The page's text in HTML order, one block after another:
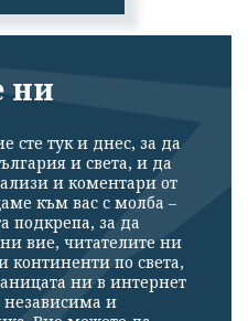
ни
сте тук и днес, за да
и света, и да
и коментари от
към вас с молба –
подкрепа, за да
вие, читателите ни
континенти по света,
ни в интернет
независима и